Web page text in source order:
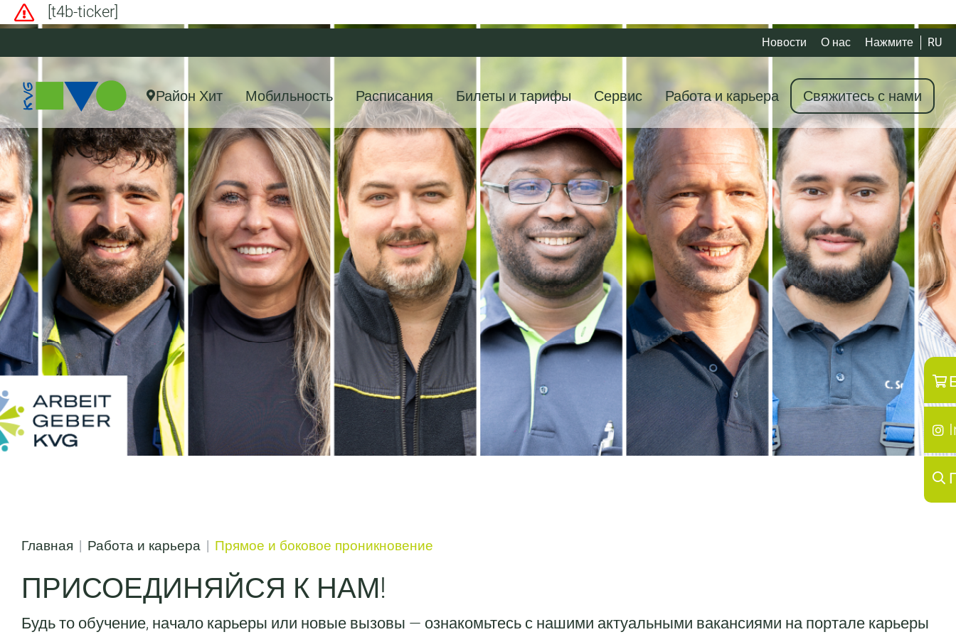
[t4b-ticker]
Новости О нас Нажмите RU
Район Хит Мобильность Расписания Билеты и тарифы Сервис Работа и карьера Свяжитесь с нами
Главная Работа и карьера Прямое и боковое проникновение
ПРИСОЕДИНЯЙСЯ К НАМ!
Будь то обучение, начало карьеры или новые вызовы — ознакомьтесь с нашими актуальными вакансиями на портале карьеры